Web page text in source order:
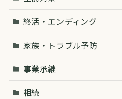
終活・エンディング
家族・トラブル予防
事業承継
相続